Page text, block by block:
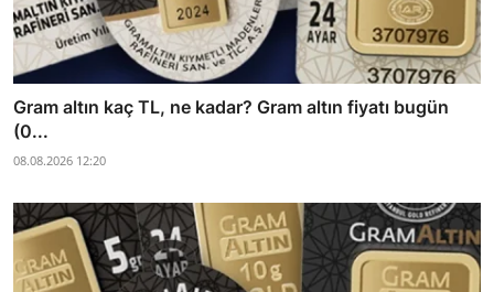
Gram altın kaç TL, ne kadar? Gram altın fiyatı bugün
(0...
08.08.2026 12:20